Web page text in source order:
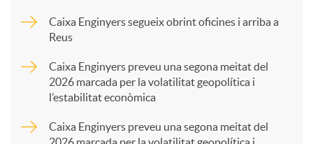
p
a
Caixa Enginyers segueix obrint oficines i arriba a
Reus
Caixa Enginyers preveu una segona meitat del
2026 marcada per la volatilitat geopolítica i
l’estabilitat econòmica
Caixa Enginyers preveu una segona meitat del